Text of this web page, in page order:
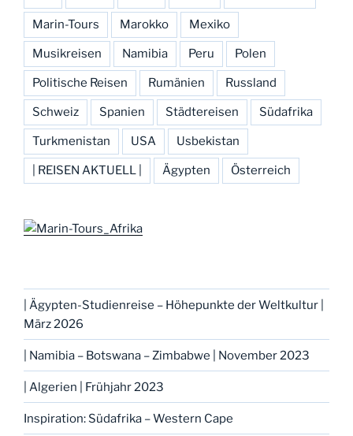
Marin-Tours Marokko Mexiko
Musikreisen Namibia Peru Polen
Politische Reisen Rumänien Russland
Schweiz Spanien Städtereisen Südafrika
Turkmenistan USA Usbekistan
| REISEN AKTUELL | Ägypten Österreich
| Ägypten-Studienreise – Höhepunkte der Weltkultur |
März 2026
| Namibia – Botswana – Zimbabwe | November 2023
| Algerien | Frühjahr 2023
Inspiration: Südafrika – Western Cape